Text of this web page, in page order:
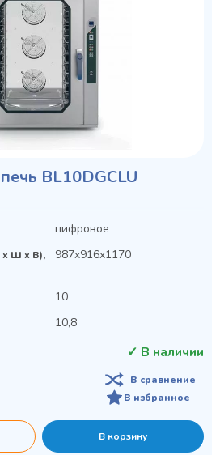
BL10DGCLU
цифровое
х Ш х В),
987x916x1170
10
10,8
✓ В наличии
В сравнение
В избранное
В корзину